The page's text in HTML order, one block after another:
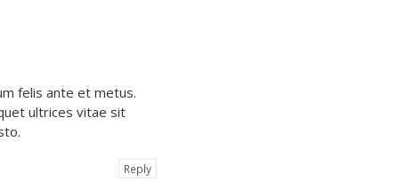
felis ante et metus.
ultrices vitae sit
Reply